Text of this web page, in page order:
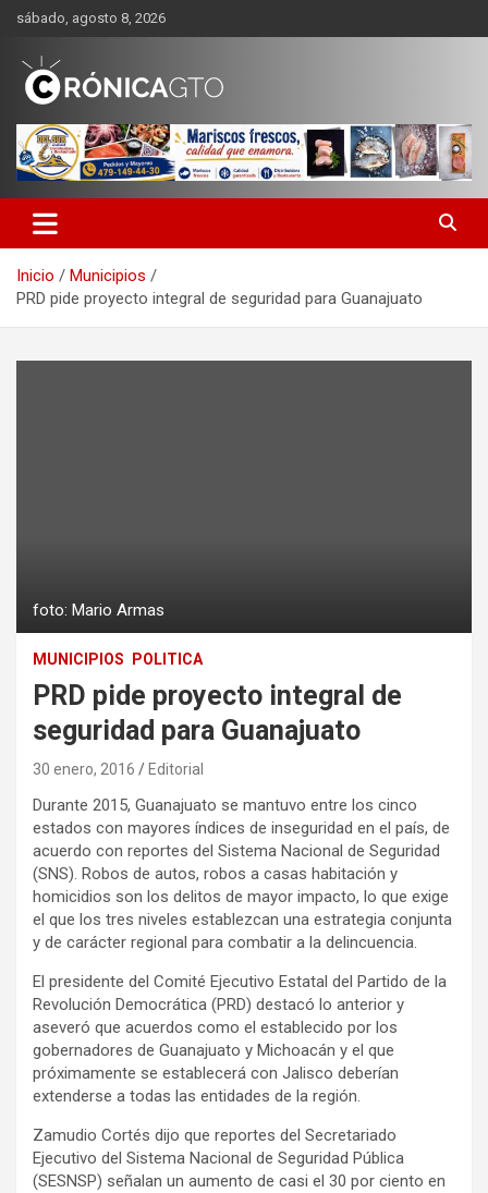
Saltar
contenido
sábado, agosto 8, 2026
CRONICA GUANAJUATO
Inicio
Municipios
PRD pide proyecto integral de seguridad para Guanajuato
foto: Mario Armas
MUNICIPIOS POLITICA
PRD pide proyecto integral de
seguridad para Guanajuato
30 enero, 2016 Editorial
Durante 2015, Guanajuato se mantuvo entre los cinco
estados con mayores índices de inseguridad en el país, de
acuerdo con reportes del Sistema Nacional de Seguridad
(SNS). Robos de autos, robos a casas habitación y
homicidios son los delitos de mayor impacto, lo que exige
el que los tres niveles establezcan una estrategia conjunta
y de carácter regional para combatir a la delincuencia.
El presidente del Comité Ejecutivo Estatal del Partido de la
Revolución Democrática (PRD) destacó lo anterior y
aseveró que acuerdos como el establecido por los
gobernadores de Guanajuato y Michoacán y el que
próximamente se establecerá con Jalisco deberían
extenderse a todas las entidades de la región.
Zamudio Cortés dijo que reportes del Secretariado
Ejecutivo del Sistema Nacional de Seguridad Pública
(SESNSP) señalan un aumento de casi el 30 por ciento en